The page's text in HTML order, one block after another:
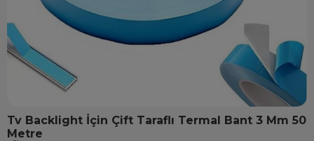
Tv Backlight İçin Çift Taraflı Termal Bant 3 Mm 50
Metre